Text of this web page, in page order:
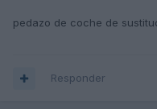
pedazo de coche de
Responder